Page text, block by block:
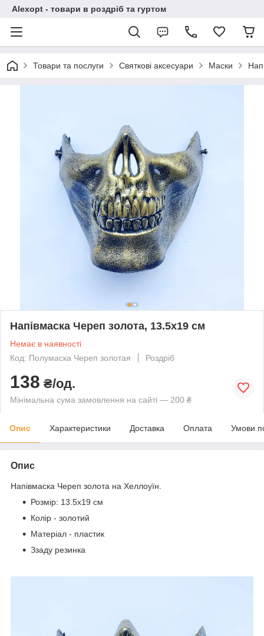
Alexopt - товари в роздріб та гуртом
Товари та послуги Святкові аксесуари Маски
Напівмаска Череп золота, 13.5х19 см
Немає в наявності
Код: Полумаска Череп золотая
Роздріб
138 ₴/од.
Мінімальна сума замовлення на сайті — 200 ₴
Опис Характеристики Доставка Оплата Умови
Опис
Напівмаска Череп золота на Хеллоуїн.
Розмір: 13.5х19 см
Колір - золотий
Матеріал - пластик
Ззаду резинка